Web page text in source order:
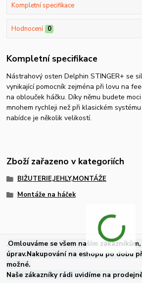
Kompletní specifikace
Hodnocení 0
Kompletní specifikace
Nástrahový osten Delphin STINGER+ se
vynikající pomocník zejména při lovu na
na oblouček háčku. Díky němu budete
mnohem rychleji než při klasickém
nabídce je několik velikostí.
Zboží zařazeno v kategoriích
BIŽUTERIE,JEHLY,MONTÁŽE
Montáže na háček
.Omlouváme se všem naším
úprav.Nakupování na eshopu po dobu
možné.
Naše zákazníky rádi uvidíme na